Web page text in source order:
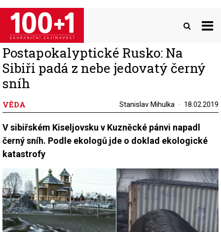
Přejít
hlavnímu
obsahu
Postapokalyptické Rusko: Na
Sibiři padá z nebe jedovatý černý
sníh
VĚDA Stanislav Mihulka 18.02.2019
V sibiřském Kiseljovsku v Kuzněcké pánvi napadl
černý sníh. Podle ekologů jde o doklad ekologické
katastrofy